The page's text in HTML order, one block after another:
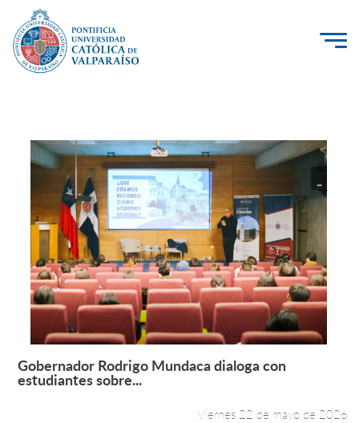
PUCV Internacional
Vinculación con el Medio
Admisión
Pregrado
Postgrado
Formación Continua
Leer más +
Gobernador Rodrigo Mundaca dialoga con
estudiantes sobre...
Viernes 22 de mayo de 2026